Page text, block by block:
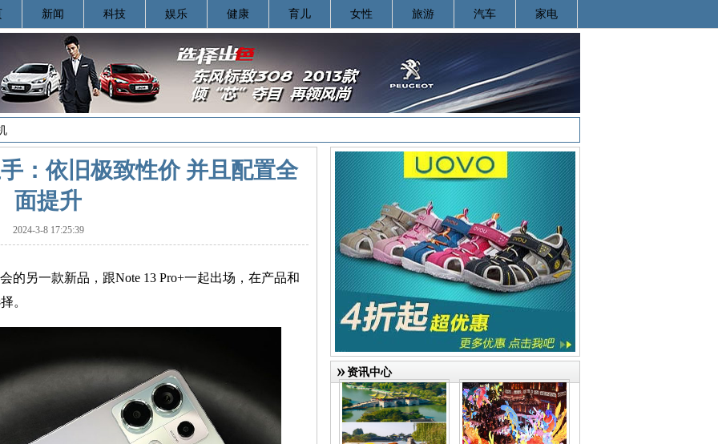
新闻 科技 娱乐 健康 育儿 女性 旅游 汽车 家电
：依旧极致性价 并且配置全
面提升
2024-3-8 17:25:39
另一款新品，跟Note 13 Pro+一起出场，在产品和
。
资讯中心